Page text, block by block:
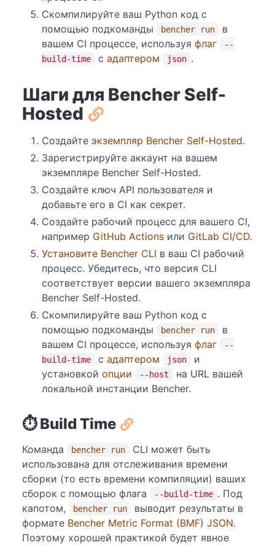
Скомпилируйте ваш Python код с
помощью подкоманды
bencher run
в
вашем CI процессе, используя флаг
--
build-time
с адаптером json .
Шаги для Bencher Self-
Hosted
Создайте экземпляр Bencher Self-Hosted.
Зарегистрируйте аккаунт на вашем
экземпляре Bencher Self-Hosted.
Создайте ключ API пользователя и
добавьте его в CI как секрет.
Создайте рабочий процесс для вашего CI,
например GitHub Actions или GitLab CI/CD.
Установите Bencher CLI в ваш CI рабочий
процесс. Убедитесь, что версия CLI
соответствует версии вашего экземпляра
Bencher Self-Hosted.
Скомпилируйте ваш Python код с
помощью подкоманды
bencher run
в
вашем CI процессе, используя флаг
--
build-time
с адаптером json
и
установкой опции --host
на URL вашей
локальной инстанции Bencher.
⏱️ Build Time
Команда bencher run
CLI может быть
использована для отслеживания времени
сборки (то есть времени компиляции) ваших
сборок с помощью флага
--build-time . Под
капотом,
bencher run
выводит результаты в
формате Bencher Metric Format (BMF) JSON.
Поэтому хорошей практикой будет явное